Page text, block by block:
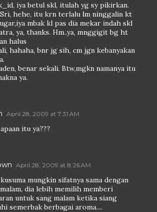
iya betul skl, itulah yg sy pikirkan.
hehe, itu krn terlalu lm ninggalin kt
mbak kl pas dia mekar indah skl
ya, thanks. Hm..ya, mnggigit bg ht
halus
hahaha, bnr jg sih, cm jgn kebanyakan
benar sekali. Btw,mgkn namanya itu
ya.
April 28, 2009 at 7:31 AM
itu ya???
April 28, 2009 at 8:26 AM
mungkin sifatnya sama dengan
dia lebih memilih memberi
untuk sang malam ketika siang
semerbak berbagai aroma....